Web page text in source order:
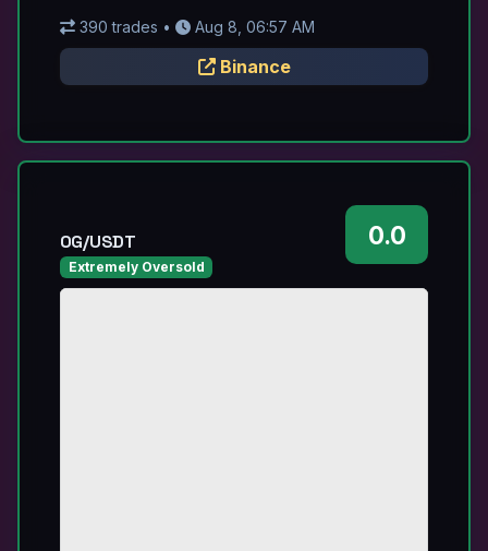
390 trades • Aug 8, 06:57 AM
Binance
0G/USDT
Extremely Oversold
0.0